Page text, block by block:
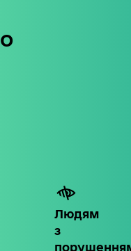
Людям
з